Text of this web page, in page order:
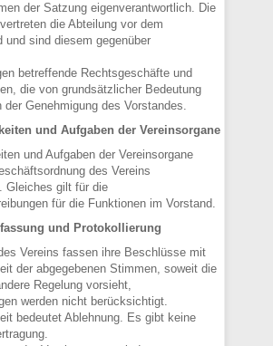
der Satzung eigenverantwortlich. Die
die Abteilung vor dem
und sind diesem gegenüber
betreffende Rechtsgeschäfte und
die von grundsätzlicher Bedeutung
der Genehmigung des Vorstandes.
und Aufgaben der Vereinsorgane
und Aufgaben der Vereinsorgane
des Vereins
Gleiches gilt für die
für die Funktionen im Vorstand.
und Protokollierung
Vereins fassen ihre Beschlüsse mit
der abgegebenen Stimmen, soweit die
Regelung vorsieht,
werden nicht berücksichtigt.
bedeutet Ablehnung. Es gibt keine